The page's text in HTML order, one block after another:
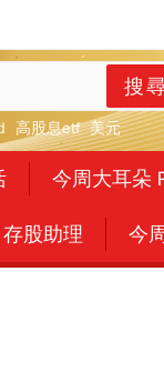
搜
高股息etf 美元
今周大耳朵
存股助理 今